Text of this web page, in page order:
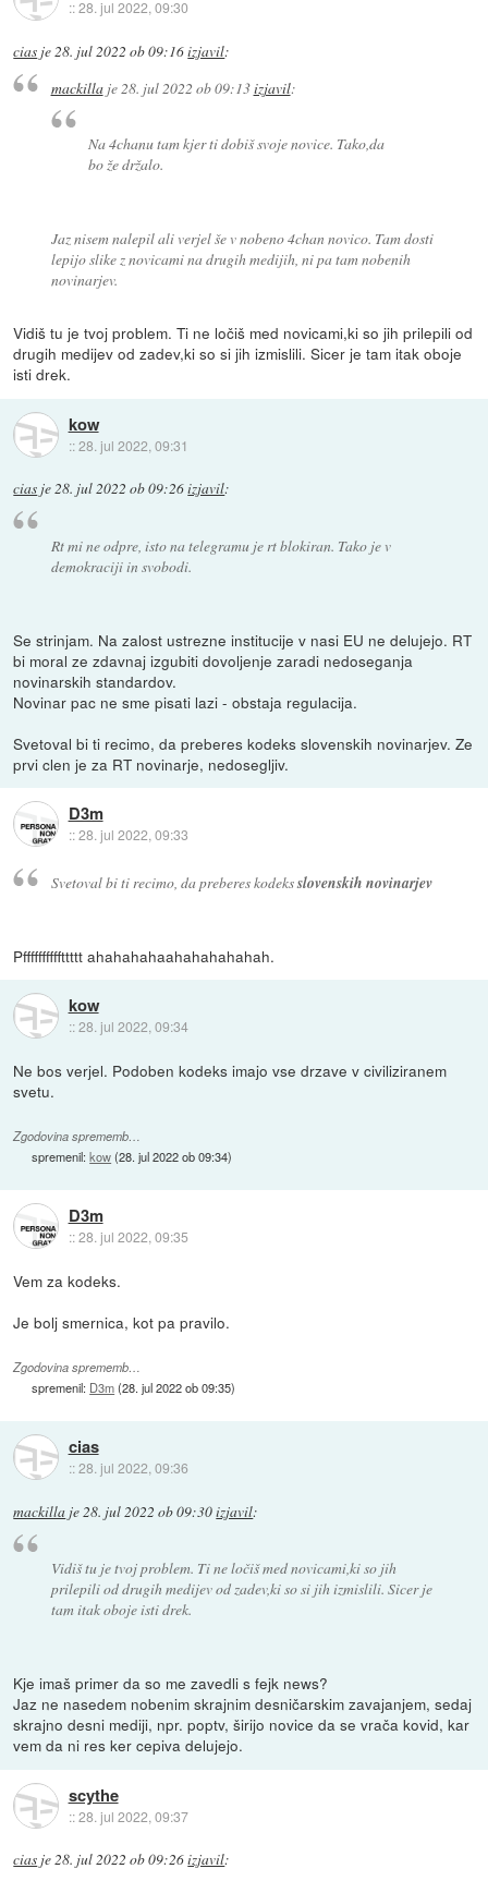
::28. jul 2022, 09:30
cias je28. jul 2022 ob 09:16izjavil:
mackillaje 28. jul 2022 ob 09:13izjavil:
Na 4chanu tam kjer ti dobiš svoje novice. Tako,da
bo že držalo.
Jaz nisem nalepil ali verjel še v nobeno 4chan novico. Tam dosti
lepijo slike z novicami na drugih medijih, ni pa tam nobenih
novinarjev.
Vidiš tu je tvoj problem. Ti ne ločiš med novicami,ki so jih prilepili od
drugih medijev od zadev,ki so si jih izmislili. Sicer je tam itak oboje
isti drek.
kow
::28. jul 2022, 09:31
cias je28. jul 2022 ob 09:26izjavil:
Rt mi ne odpre, isto na telegramu je rt blokiran. Tako je v
demokraciji in svobodi.
Se strinjam. Na zalost ustrezne institucije v nasi EU ne delujejo. RT
bi moral ze zdavnaj izgubiti dovoljenje zaradi nedoseganja
novinarskih standardov.
Novinar pac ne sme pisati lazi - obstaja regulacija.
Svetoval bi ti recimo, da preberes kodeks slovenskih novinarjev. Ze
prvi clen je za RT novinarje, nedosegljiv.
D3m
::28. jul 2022, 09:33
Svetoval bi ti recimo, da preberes kodeksslovenskih novinarjev
Pffffffffffttttt ahahahahaahahahahahah.
kow
::28. jul 2022, 09:34
Ne bos verjel. Podoben kodeks imajo vse drzave v civiliziranem
svetu.
Zgodovina sprememb…
spremenil:kow(28. jul 2022 ob 09:34)
D3m
::28. jul 2022, 09:35
Vem za kodeks.
Je bolj smernica, kot pa pravilo.
Zgodovina sprememb…
spremenil: D3m(28. jul 2022 ob 09:35)
cias
::28. jul 2022, 09:36
mackilla je28. jul 2022 ob 09:30izjavil:
Vidiš tu je tvoj problem. Ti ne ločiš med novicami,ki so jih
prilepili od drugih medijev od zadev,ki so si jih izmislili. Sicer je
tam itak oboje isti drek.
Kje imaš primer da so me zavedli s fejk news?
Jaz ne nasedem nobenim skrajnim desničarskim zavajanjem, sedaj
skrajno desni mediji, npr. poptv, širijo novice da se vrača kovid, kar
vem da ni res ker cepiva delujejo.
scythe
::28. jul 2022, 09:37
cias je28. jul 2022 ob 09:26izjavil: